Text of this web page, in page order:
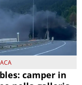
camper in